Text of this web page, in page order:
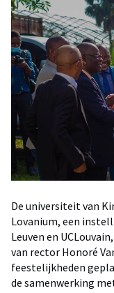
De universiteit van
Lovanium, een
Leuven en
van rector Honoré
feestelijkheden
de samenwerking